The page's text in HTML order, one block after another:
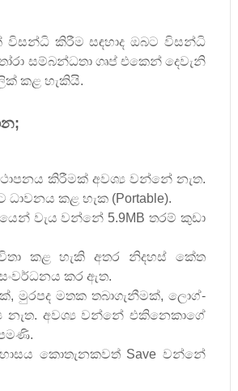
විසන්ධි කිරීම සඳහාද ඔබට විසන්ධි
සම්බන්ධතා ගෘප් එකෙන් දෙවැනි
කළ හැකියි.
;
කිරීමක් අවශ්‍ය වන්නේ නැත.
ධාවනය කළ හැක (Portable).
වැය වන්නේ 5.9MBතරම් කුඩා
කළ හැකි අතර නිදහස් කේත
කර ඇත.
, මුරපද මතක තබාගැනීමක්,ලොග්-
නැත. අවශ්‍ය වන්නේ එකිනෙකාගේ
කොතැනකවත් Saveවන්නේ